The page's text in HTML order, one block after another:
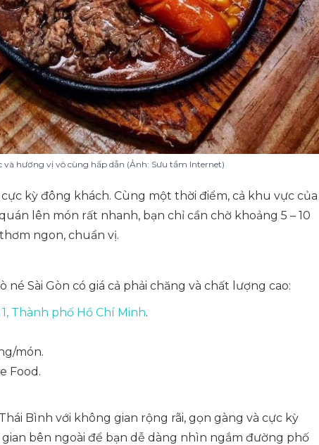
và hương vị vô cùng hấp dẫn (Ảnh: Sưu tầm Internet)
kỳ đông khách. Cùng một thời điểm, cả khu vực của
lên món rất nhanh, bạn chỉ cần chờ khoảng 5 – 10
ngon, chuẩn vị.
Sài Gòn có giá cả phải chăng và chất lượng cao:
Thành phố Hồ Chí Minh.
món.
Food.
Bình với không gian rộng rãi, gọn gàng và cực kỳ
bên ngoài để bạn dễ dàng nhìn ngắm đường phố